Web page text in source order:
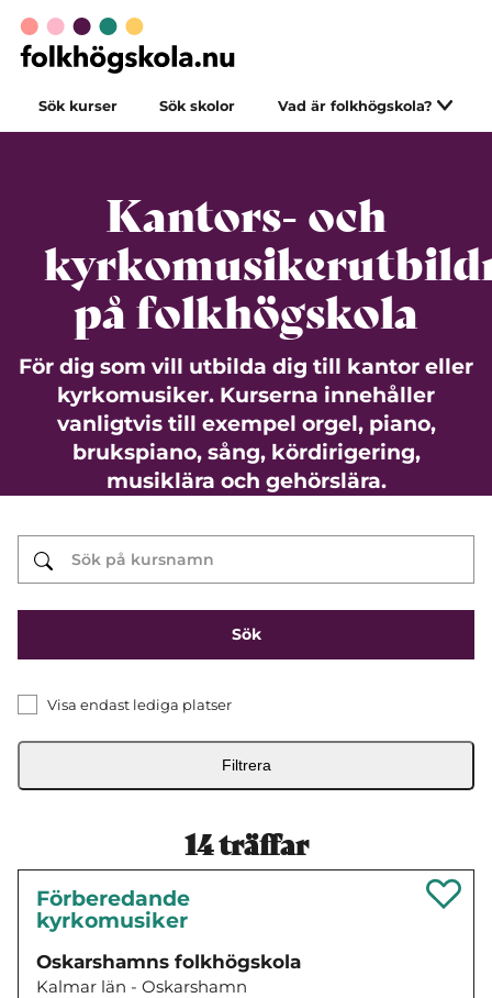
Sök kurser Sök skolor Vad är folkhögskola?
Kantors- och
på folkhögskola
För dig som vill utbilda dig till kantor eller
kyrkomusiker. Kurserna innehåller
vanligtvis till exempel orgel, piano,
brukspiano, sång, kördirigering,
musiklära och gehörslära.
Visa endast lediga platser
Filtrera
14träffar
Förberedande
kyrkomusiker
Oskarshamns folkhögskola
Kalmar län - Oskarshamn